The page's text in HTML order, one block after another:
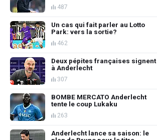
487
Un cas qui fait parler au Lotto
Park: vers la sortie?
462
Deux pépites françaises signent
à Anderlecht
307
BOMBE MERCATO Anderlecht
tente le coup Lukaku
263
Anderlecht lance sa saison: le